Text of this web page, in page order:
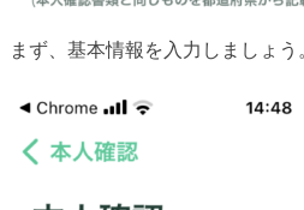
まず、基本情報を入力しましょう